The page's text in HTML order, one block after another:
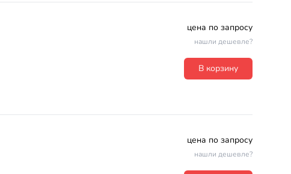
цена по запросу
нашли дешевле?
В корзину
цена по запросу
нашли дешевле?